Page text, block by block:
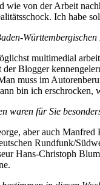
wie von der Arbeit
Ich habe
multimedial
der Blogger
muss im
bin ich
waren für Sie
aber auch Manfred
Rundfunk/
Hans-Christoph